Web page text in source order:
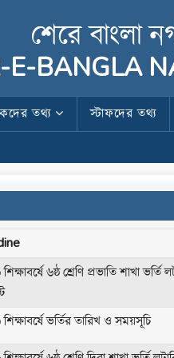
শেরে বাংলা
E-BANGLA
তথ্য স্টাফদের তথ্য
৬ষ্ঠ শ্রেণি প্রভাতি শাখা ভর্তি
ভর্তির তারিখ ও সময়সূচি